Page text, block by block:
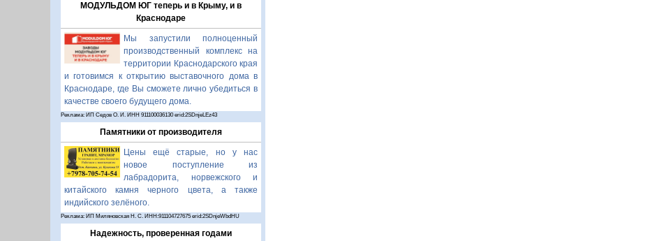
МОДУЛЬДОМ ЮГ теперь и в Крыму, и в
Краснодаре
Мы запустили полноценный
производственный комплекс на
территории Краснодарского края
и готовимся к открытию выставочного дома в
Краснодаре, где Вы сможете лично убедиться в
качестве своего будущего дома.
Реклама: ИП Седов О. И. ИНН 911100036130 erid:2SDnjeLEz43
Памятники от производителя
Цены ещё старые, но у нас
новое поступление из
лабрадорита, норвежского и
китайского камня черного цвета, а также
индийского зелёного.
Реклама: ИП Миляновская Н. С. ИНН:911104727675 erid:2SDnjeWbdHU
Надежность, проверенная годами